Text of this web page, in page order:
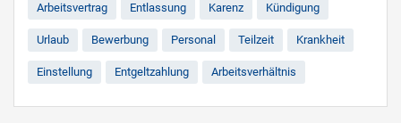
Arbeitsvertrag Entlassung Karenz Kündigung
Urlaub Bewerbung Personal Teilzeit Krankheit
Einstellung Entgeltzahlung Arbeitsverhältnis